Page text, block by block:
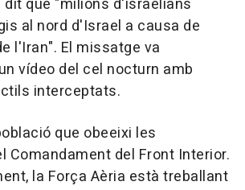
que "milions d'israelians
al nord d'Israel a causa de
l'Iran". El missatge va
vídeo del cel nocturn amb
interceptats.
que obeeixi les
Comandament del Front Interior.
la Força Aèria està treballant